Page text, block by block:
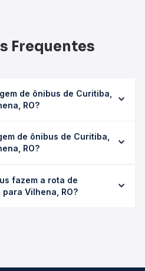
Frequentes
de ônibus de Curitiba,
RO?
40h 11min, podendo variar
serviço (convencional,
na data desejada.
de ônibus de Curitiba,
RO?
custa em média R$ 1.033,09 e
a empresa, o tipo de
fazem a rota de
Vilhena, RO?